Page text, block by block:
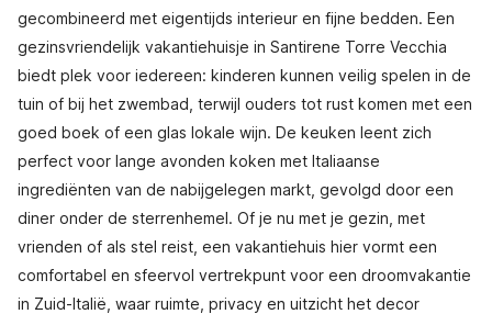
gecombineerd met eigentijds interieur en fijne bedden. Een
gezinsvriendelijk vakantiehuisje in Santirene Torre Vecchia
biedt plek voor iedereen: kinderen kunnen veilig spelen in de
tuin of bij het zwembad, terwijl ouders tot rust komen met een
goed boek of een glas lokale wijn. De keuken leent zich
perfect voor lange avonden koken met Italiaanse
ingrediënten van de nabijgelegen markt, gevolgd door een
diner onder de sterrenhemel. Of je nu met je gezin, met
vrienden of als stel reist, een vakantiehuis hier vormt een
comfortabel en sfeervol vertrekpunt voor een droomvakantie
in Zuid-Italië, waar ruimte, privacy en uitzicht het decor